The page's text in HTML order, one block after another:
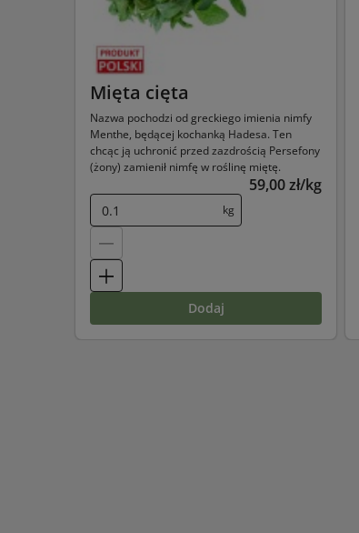
Mięta cięta
Nazwa pochodzi od greckiego imienia nimfy
Menthe, będącej kochanką Hadesa. Ten
chcąc ją uchronić przed zazdrością Persefony
(żony) zamienił nimfę w roślinę miętę.
59,00 zł/kg
kg
dodaj